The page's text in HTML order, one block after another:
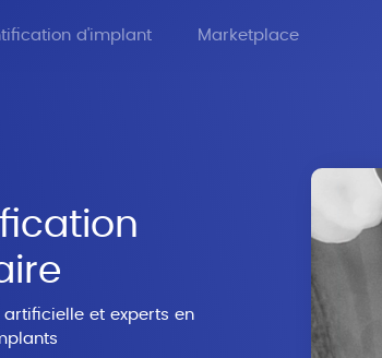
d'implant Marketplace
et experts en